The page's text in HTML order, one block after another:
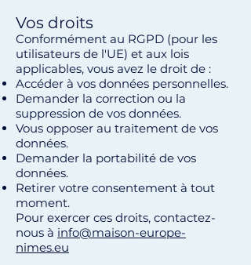
Vos droits
Conformément au RGPD (pour les
utilisateurs de l'UE) et aux lois
applicables, vous avez le droit de :
Accéder à vos données personnelles.
Demander la correction ou la
suppression de vos données.
Vous opposer au traitement de vos
données.
Demander la portabilité de vos
données.
Retirer votre consentement à tout
moment.
Pour exercer ces droits, contactez-
nous à info@maison-europe-
nimes.eu